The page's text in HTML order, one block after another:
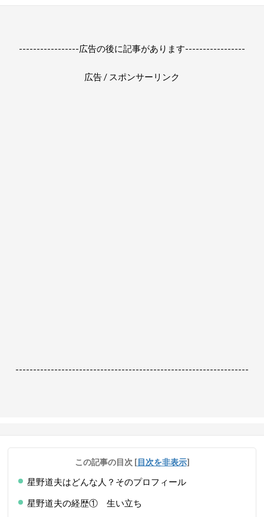
-----------------広告の後に記事があります-----------------
広告 / スポンサーリンク
------------------------------------------------------------------
この記事の目次 [目次を非表示]
星野道夫はどんな人？そのプロフィール
星野道夫の経歴① 生い立ち